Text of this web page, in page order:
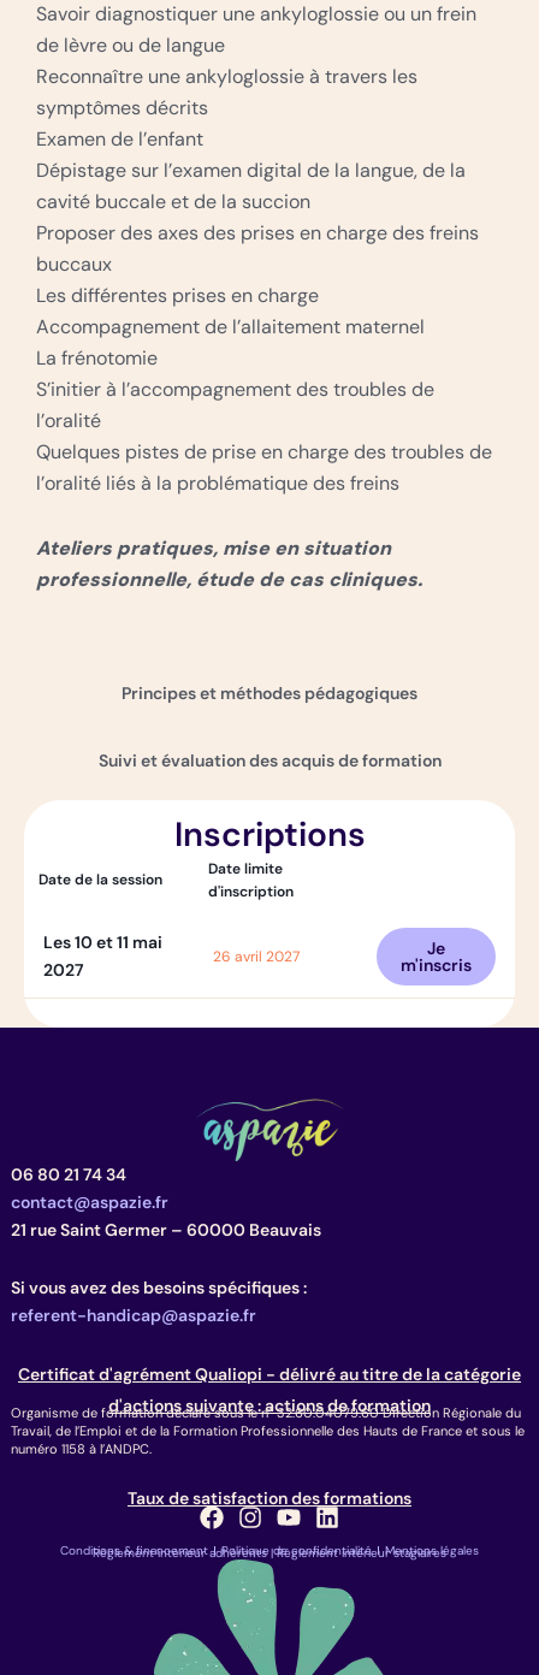
Principes et méthodes pédagogiques
Suivi et évaluation des acquis de formation
Savoir diagnostiquer une ankyloglossie ou un frein
de lèvre ou de langue
Reconnaître une ankyloglossie à travers les
symptômes décrits
Examen de l’enfant
Dépistage sur l’examen digital de la langue, de la
cavité buccale et de la succion
Proposer des axes des prises en charge des freins
buccaux
Les différentes prises en charge
Accompagnement de l’allaitement maternel
La frénotomie
S’initier à l’accompagnement des troubles de
l’oralité
Quelques pistes de prise en charge des troubles de
l’oralité liés à la problématique des freins
Ateliers pratiques, mise en situation
professionnelle, étude de cas cliniques.
Inscriptions
Date de la session
Date limite
d'inscription
Les 10 et 11 mai
2027
26 avril 2027 Je
m'inscris
06 80 21 74 34
contact@aspazie.fr
21 rue Saint Germer – 60000 Beauvais
Si vous avez des besoins spécifiques :
referent-handicap@aspazie.fr
Certificat d'agrément Qualiopi - délivré au titre de la catégorie
d'actions suivante : actions de formation
Organisme de formation déclaré sous le n° 32.60.04079.60 Direction Régionale du
Travail, de l’Emploi et de la Formation Professionnelle des Hauts de France et sous le
numéro 1158 à l’ANDPC.
Taux de satisfaction des formations
Facebook
Instagram
Youtube
Linkedin
Conditions & financement Politique de confidentialité Mentions légales
Règlement intérieur adhérents |Règlement intérieur stagiaires